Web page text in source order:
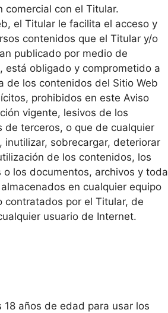
comercial con el Titular.
el Titular le facilita el acceso y
contenidos que el Titular y/o
publicado por medio de
está obligado y comprometido a
de los contenidos del Sitio Web
prohibidos en este Aviso
vigente, lesivos de los
de terceros, o que de cualquier
inutilizar, sobrecargar, deteriorar
de los contenidos, los
o los documentos, archivos y toda
en cualquier equipo
contratados por el Titular, de
usuario de Internet.
18 años de edad para usar los